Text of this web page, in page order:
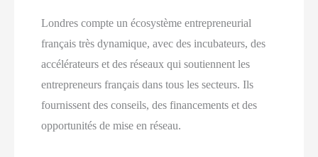
Londres compte un écosystème entrepreneurial
français très dynamique, avec des incubateurs, des
accélérateurs et des réseaux qui soutiennent les
entrepreneurs français dans tous les secteurs. Ils
fournissent des conseils, des financements et des
opportunités de mise en réseau.